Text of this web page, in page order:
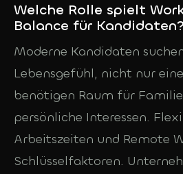
Welche Rolle spielt
Balance für Kandidaten?
Moderne Kandidaten
Lebensgefühl, nicht nur
benötigen Raum für
persönliche Interessen.
Arbeitszeiten und Remote
Schlüsselfaktoren.